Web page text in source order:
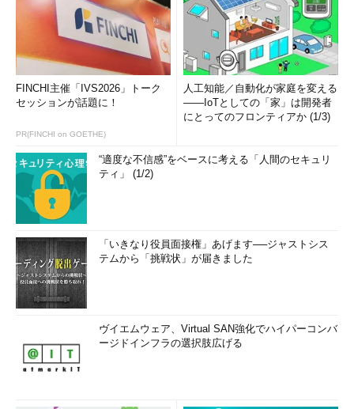
FINCHI主催「IVS2026」トーク
セッションが話題に！
PR(FINCHI on GOETHE)
人工知能／自動化が家庭を変える
――IoTとしての「家」は開発者
にとってのフロンティアか (1/3)
“適度な不信感”をベースに考える「人間のセキュリ
ティ」 (1/2)
「いきなり役員面接権」あげます──ジャストシス
テムから「挑戦状」が届きました
ヴイエムウェア、Virtual SAN強化でハイパーコンバ
ージドインフラの選択肢広げる